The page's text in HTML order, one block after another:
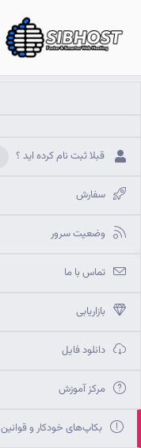
قبلا ثبت نام کرده اید ؟
سفارش
وضعیت سرور
تماس با ما
بازاریابی
دانلود فایل
مرکز آموزش
بکاپ‌های خودکار و قوانین